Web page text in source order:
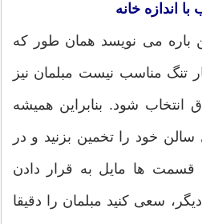
اندازه خانه
باره می نویسد همان طور که
تنگ مناسب نیست مبلمان نیز
انتخاب شود. بنابراین همیشه
خود را تخمین بزنید و در
قسمت ها مایل به قرار دادن
سعی کنید مبلمان را دقیقا